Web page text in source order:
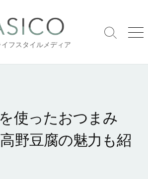
フスタイルメディア
検
り
メ
ー
使ったおつまみ
野豆腐の魅力も紹